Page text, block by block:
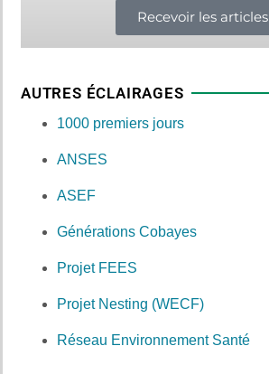
Recevoir les articles
AUTRES ÉCLAIRAGES
1000 premiers jours
ANSES
ASEF
Générations Cobayes
Projet FEES
Projet Nesting (WECF)
Réseau Environnement Santé